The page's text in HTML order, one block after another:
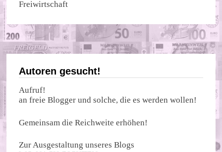
Freiwirtschaft
Autoren gesucht!
Aufruf!
an freie Blogger und solche, die es werden wollen!
Gemeinsam die Reichweite erhöhen!
Zur Ausgestaltung unseres Blogs